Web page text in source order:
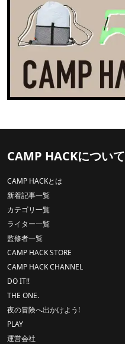
CAMP HACKについて
CAMP HACKとは
新着記事一覧
カテゴリ一覧
ライター一覧
監修者一覧
CAMP HACK STORE
CAMP HACK CHANNEL
DO IT!!
THE ONE.
夜の冒険へ出かけよう!
PLAY
運営会社